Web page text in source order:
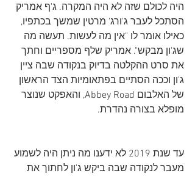
היה לכולם שזה לא היה המקרה. ג'ף אמריק
הסתכל לעבר ג'ורג' מרטין שמשך בכתפיו,
כאילו אומר לו "אין מה לעשות. תעשה מה
שג'ון מבקש". אמריק שלף מספריים וחתך
את סרט ההקלטה בדיוק בנקודה שבה ציין
ג'ון וככה הסתיים בפתאומיות הצד הראשון
של האלבום Abbey Road, והאפקט שנוצר
מופלא בצורה נהדרת.
עד שנת 2019 לא ידענו מה ניתן היה לשמוע
מעבר לנקודה שבה ביקש ג'ון לחתוך את